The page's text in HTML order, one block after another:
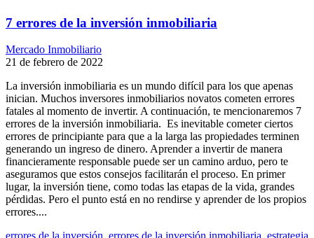
7 errores de la inversión inmobiliaria
Mercado Inmobiliario
21 de febrero de 2022
La inversión inmobiliaria es un mundo difícil para los que apenas
inician. Muchos inversores inmobiliarios novatos cometen errores
fatales al momento de invertir. A continuación, te mencionaremos 7
errores de la inversión inmobiliaria. Es inevitable cometer ciertos
errores de principiante para que a la larga las propiedades terminen
generando un ingreso de dinero. Aprender a invertir de manera
financieramente responsable puede ser un camino arduo, pero te
aseguramos que estos consejos facilitarán el proceso. En primer
lugar, la inversión tiene, como todas las etapas de la vida, grandes
pérdidas. Pero el punto está en no rendirse y aprender de los propios
errores....